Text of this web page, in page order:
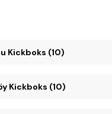
Çayyolu Kickboks (10)
Ümitköy Kickboks (10)